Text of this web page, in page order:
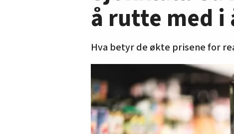
å rutte med i
Hva betyr de økte prisene for